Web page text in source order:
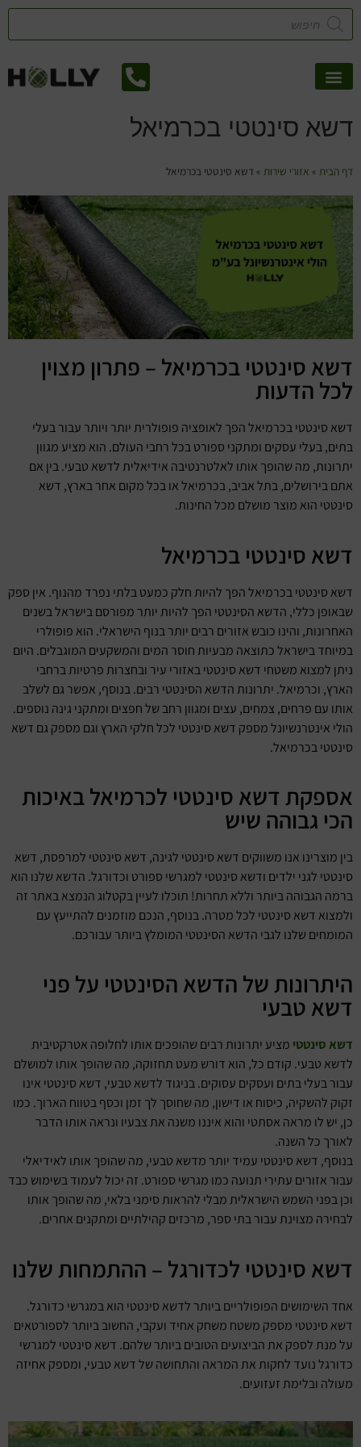
לתוכן
דשא סינטטי בכרמיאל
דף הבית » אזורי שירות » דשא סינטטי בכרמיאל
דשא סינטטי בכרמיאל – פתרון מצוין
לכל הדעות
דשא סינטטי בכרמיאל הפך לאופציה פופולרית יותר ויותר עבור בעלי
בתים, בעלי עסקים ומתקני ספורט בכל רחבי העולם. הוא מציע מגוון
יתרונות, מה שהופך אותו לאלטרנטיבה אידיאלית לדשא טבעי. בין אם
אתם בירושלים, בתל אביב, בכרמיאל או בכל מקום אחר בארץ, דשא
סינטטי הוא מוצר מושלם מכל החינות.
דשא סינטטי בכרמיאל
דשא סינטטי בכרמיאל הפך להיות חלק כמעט בלתי נפרד מהנוף. אין ספק
שבאופן כללי, הדשא הסינטטי הפך להיות יותר מפורסם בישראל בשנים
האחרונות, והינו כובש אזורים רבים יותר בנוף הישראלי. הוא פופולרי
במיוחד בישראל כתוצאה מבעיות חוסר המים והמשקעים המוגבלים. היום
ניתן למצוא משטחי דשא סינטטי באזורי עיר ובחצרות פרטיות ברחבי
הארץ, וכרמיאל. יתרונות הדשא הסינטטי רבים. בנוסף, אפשר גם לשלב
אותו עם פרחים, צמחים, עצים ומגוון רחב של חפצים ומתקני גינה נוספים.
הולי אינטרנשיונל מספק דשא סינטטי לכל חלקי הארץ וגם מספק גם דשא
סינטטי בכרמיאל.
אספקת דשא סינטטי לכרמיאל באיכות
הכי גבוהה שיש
בין מוצרינו אנו משווקים דשא סינטטי לגינה, דשא סינטטי למרפסת, דשא
סינטטי לגני ילדים ודשא סינטטי למגרשי ספורט וכדורגל. הדשא שלנו הוא
ברמה הגבוהה ביותר וללא תחרות! תוכלו לעיין בקטלוג הנמצא באתר זה
ולמצוא דשא סינטטי לכל מטרה. בנוסף, הנכם מוזמנים להתייעץ עם
המומחים שלנו לגבי הדשא הסינטטי המומלץ ביותר עבורכם.
היתרונות של הדשא הסינטטי על פני
דשא טבעי
דשא סינטטי מציע יתרונות רבים שהופכים אותו לחלופה אטרקטיבית
לדשא טבעי. קודם כל, הוא דורש מעט תחזוקה, מה שהופך אותו למושלם
עבור בעלי בתים ועסקים עסוקים. בניגוד לדשא טבעי, דשא סינטטי אינו
זקוק להשקיה, כיסוח או דישון, מה שחוסך לך זמן וכסף בטווח הארוך. כמו
כן, יש לו מראה אסתטי והוא איננו משנה את צבעיו ונראה אותו הדבר
לאורך כל השנה.
בנוסף, דשא סינטטי עמיד יותר מדשא טבעי, מה שהופך אותו לאידיאלי
עבור אזורים עתירי תנועה כמו מגרשי ספורט. זה יכול לעמוד בשימוש כבד
וכן בפני השמש הישראלית מבלי להראות סימני בלאי, מה שהופך אותו
לבחירה מצוינת עבור בתי ספר, מרכזים קהילתיים ומתקנים אחרים.
דשא סינטטי לכדורגל – ההתמחות שלנו
אחד השימושים הפופולריים ביותר לדשא סינטטי הוא במגרשי כדורגל.
דשא סינטטי מספק משטח משחק אחיד ועקבי, החשוב ביותר לספורטאים
על מנת לספק את הביצועים הטובים ביותר שלהם. דשא סינטטי למגרשי
כדורגל נועד לחקות את המראה והתחושה של דשא טבעי, ומספק אחיזה
מעולה ובלימת זעזועים.